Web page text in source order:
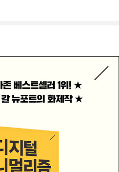
시키지 않으면서도 일의 생산성
거운 화제를 모았다. 그의 또 다른
어로 번역되고 수백만 부 이상 판
롯해 『디지털 미니멀리즘』, 『하